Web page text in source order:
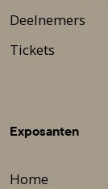
Deelnemers
Tickets
Exposanten
Home